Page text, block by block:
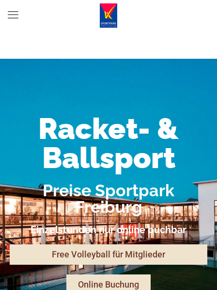
Racket- &
Ballsport
Preise Sportpark
Freiburg
Einzelstunden nur online buchbar
Free Volleyball für Mitglieder
Online Buchung